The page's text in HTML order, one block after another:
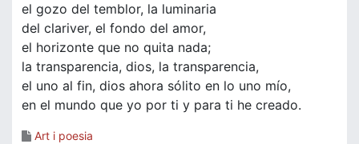
el gozo del temblor, la luminaria
del clariver, el fondo del amor,
el horizonte que no quita nada;
la transparencia, dios, la transparencia,
el uno al fin, dios ahora sólito en lo uno mío,
en el mundo que yo por ti y para ti he creado.
Art i poesia